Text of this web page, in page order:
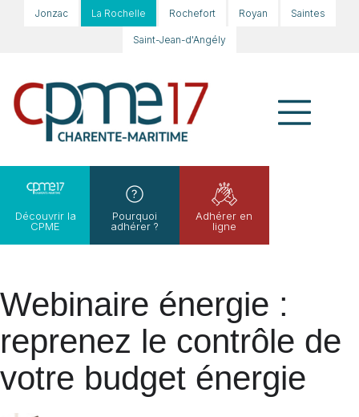
Jonzac La Rochelle Rochefort Royan Saintes
Saint-Jean-d'Angély
Découvrir la
CPME
Pourquoi
adhérer ?
Adhérer en
ligne
Webinaire énergie :
reprenez le contrôle de
votre budget énergie